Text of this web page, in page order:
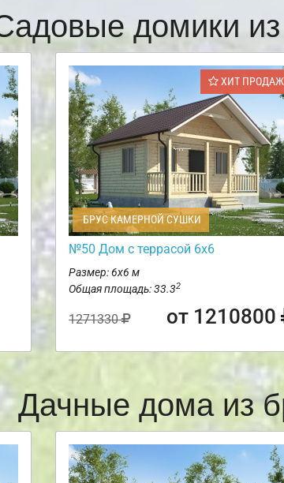
домики
ХИТ ПРОДАЖ
БРУС КАМЕРНОЙ СУШКИ
№50 Дом с террасой 6х6
Размер: 6х6 м
Общая площадь: 33.32
1271330 от 1210800
Дачные дома из